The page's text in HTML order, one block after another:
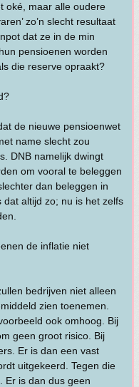
oké, maar alle oudere
zo’n slecht resultaat
dat ze in de min
pensioenen worden
die reserve opraakt?
de nieuwe pensioenwet
name slecht zou
DNB namelijk dwingt
om vooral te beleggen
dan beleggen in
altijd zo; nu is het zelfs
de inflatie niet
bedrijven niet alleen
zien toenemen.
ook omhoog. Bij
geen groot risico. Bij
Er is dan een vast
uitgekeerd. Tegen die
Er is dan dus geen